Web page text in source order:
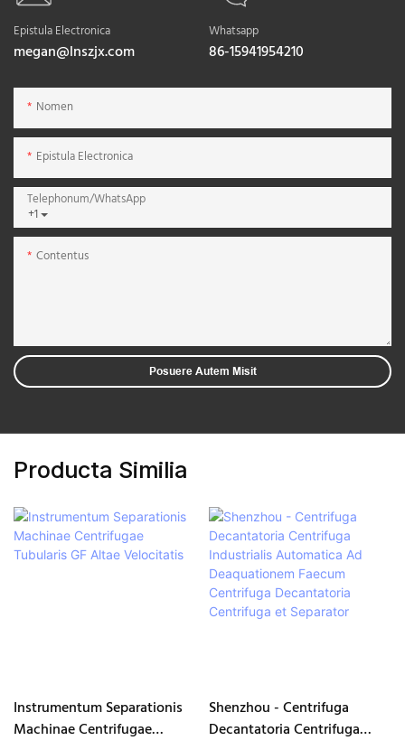
Epistula Electronica
megan@lnszjx.com
Whatsapp
86-15941954210
Nomen
Epistula Electronica
+1
Telephonum/WhatsApp
Contentus
Posuere Autem Misit
Producta Similia
Instrumentum Separationis
Machinae Centrifugae
Shenzhou - Centrifuga
Decantatoria Centrifuga